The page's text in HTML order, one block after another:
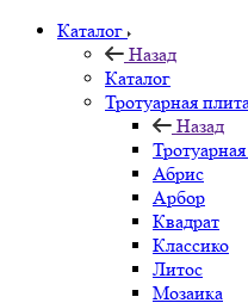
Каталог
Назад
Каталог
Тротуарная
Назад
Абрис
Арбор
Квадрат
Классико
Литос
Мозаика